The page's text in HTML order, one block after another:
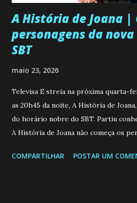
A História de Joana |
personagens da
SBT
maio 23, 2026
Televisa E streia na próxima quarta-
as 20h45 da noite, A História de
do horário nobre do SBT. Partiu
A História de Joana não começa os
de 25/05/26 a 31/05/26 JOANA
COMPARTILHAR POSTAR UM